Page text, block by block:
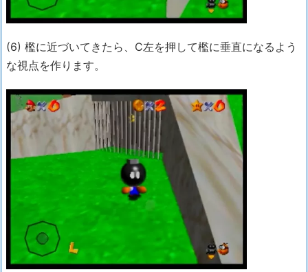
(6) 檻に近づいてきたら、C左を押して檻に垂直になるよう
な視点を作ります。